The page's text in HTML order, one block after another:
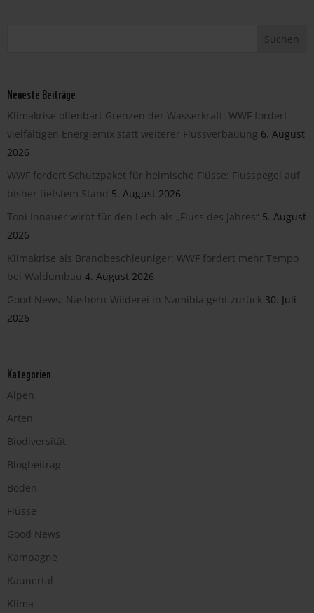
Neueste Beiträge
Klimakrise offenbart Grenzen der Wasserkraft: WWF fordert
vielfältigen Energiemix statt weiterer Flussverbauung 6. August
2026
WWF fordert Schutzpaket für heimische Flüsse: Flusspegel auf
bisher tiefstem Stand 5. August 2026
Toni Innauer wirbt für den Lech als „Fluss des Jahres“ 5. August
2026
Klimakrise als Brandbeschleuniger: WWF fordert mehr Tempo
bei Waldumbau 4. August 2026
Good News: Nashorn-Wilderei in Namibia geht zurück 30. Juli
2026
Kategorien
Alpen
Arten
Biodiversität
Blogbeitrag
Boden
Flüsse
Good News
Kampagne
Kaunertal
Klima